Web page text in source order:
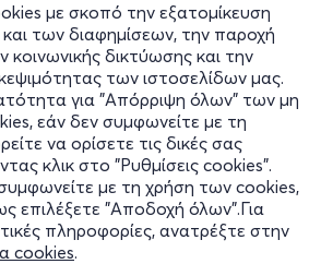
με σκοπό την εξατομίκευση
των διαφημίσεων, την παροχή
κοινωνικής δικτύωσης και την
των ιστοσελίδων μας.
για "Απόρριψη όλων" των μη
εάν δεν συμφωνείτε με τη
να ορίσετε τις δικές σας
κλικ στο "Ρυθμίσεις cookies".
με τη χρήση των cookies,
επιλέξετε "Αποδοχή όλων".Για
πληροφορίες, ανατρέξτε στην
cookies.